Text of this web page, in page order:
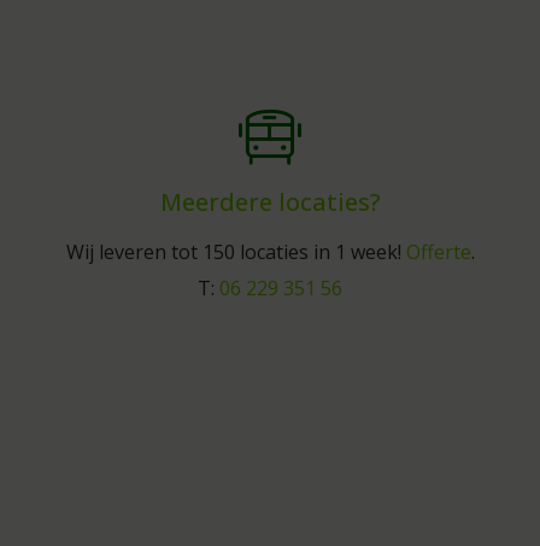
Meerdere locaties?
Wij leveren tot 150 locaties in 1 week! Offerte.
T: 06 229 351 56